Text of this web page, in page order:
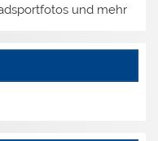
und mehr